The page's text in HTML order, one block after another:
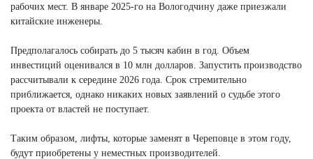
рабочих мест. В январе 2025-го на Вологодчину даже приезжали
китайские инженеры.
Предполагалось собирать до 5 тысяч кабин в год. Объем
инвестиций оценивался в 10 млн долларов. Запустить производство
рассчитывали к середине 2026 года. Срок стремительно
приближается, однако никаких новых заявлений о судьбе этого
проекта от властей не поступает.
Таким образом, лифты, которые заменят в Череповце в этом году,
будут приобретены у неместных производителей.